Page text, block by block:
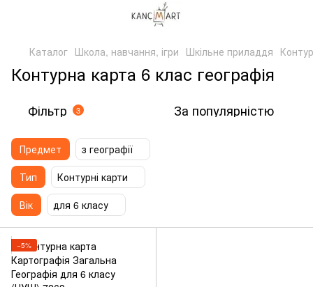
Каталог Школа, навчання, ігри Шкільне приладдя
Контурна карта 6 клас географія
Фільтр 3 За популярністю
Предмет
з географії
Тип
Контурні карти
Вік
для 6 класу
−5%